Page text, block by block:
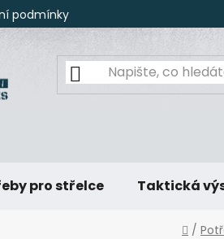
podmínky
pro střelce Taktická
Domů
/